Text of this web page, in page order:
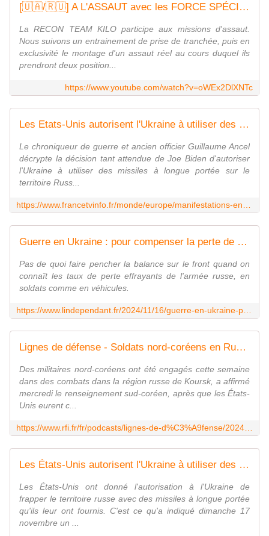
[🇺🇦/🇷🇺] A L'ASSAUT avec les FORCE SPÉCIALES UKRAINIENNES - deux Français en 1ère ligne
La RECON TEAM KILO participe aux missions d'assaut.
Nous suivons un entrainement de prise de tranchée, puis en
exclusivité le montage d'un assaut réel au cours duquel ils
prendront deux position...
https://www.youtube.com/watch?v=oWEx2DlXNTc
Les Etats-Unis autorisent l'Ukraine à utiliser des missiles à longue portée en Russie : "Joe Biden nous fait un coup de poker", analyse un ancien officier
Le chroniqueur de guerre et ancien officier Guillaume Ancel
décrypte la décision tant attendue de Joe Biden d'autoriser
l'Ukraine à utiliser des missiles à longue portée sur le
territoire Russ...
Guerre en Ukraine : pour compenser la perte de 3 500 blindés, Poutine contraint de faire appel à de très vieux chars utilisés par le cinéma russe comme accessoires
Pas de quoi faire pencher la balance sur le front quand on
connaît les taux de perte effrayants de l'armée russe, en
soldats comme en véhicules.
Lignes de défense - Soldats nord-coréens en Russie, l'amorce d'une mondialisation du conflit ukrainien
Des militaires nord-coréens ont été engagés cette semaine
dans des combats dans la région russe de Koursk, a affirmé
mercredi le renseignement sud-coréen, après que les États-
Unis eurent c...
Les États-Unis autorisent l'Ukraine à utiliser des missiles à longue portée américains en Russie
Les États-Unis ont donné l'autorisation à l'Ukraine de
frapper le territoire russe avec des missiles à longue portée
qu'ils leur ont fournis. C'est ce qu'a indiqué dimanche 17
novembre un ...